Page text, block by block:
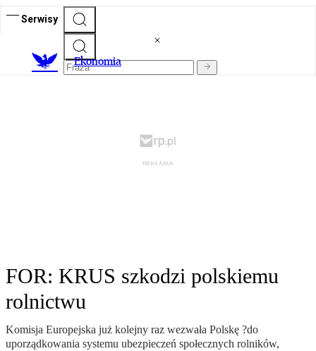
Serwisy
Ekonomia
FOR: KRUS szkodzi polskiemu
rolnictwu
Komisja Europejska już kolejny raz wezwała Polskę ?do
uporządkowania systemu ubezpieczeń społecznych rolników,